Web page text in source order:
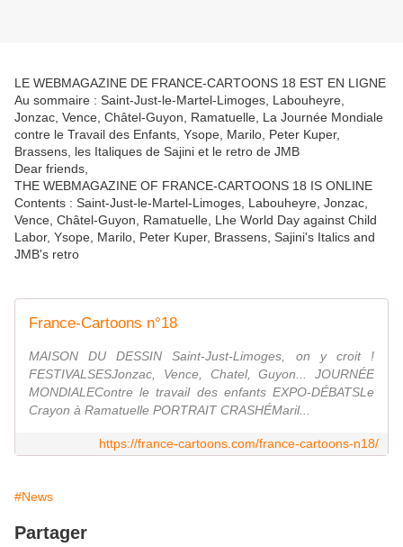
LE WEBMAGAZINE DE FRANCE-CARTOONS 18 EST EN LIGNE
Au sommaire : Saint-Just-le-Martel-Limoges, Labouheyre,
Jonzac, Vence, Châtel-Guyon, Ramatuelle, La Journée Mondiale
contre le Travail des Enfants, Ysope, Marilo, Peter Kuper,
Brassens, les Italiques de Sajini et le retro de JMB
Dear friends,
THE WEBMAGAZINE OF FRANCE-CARTOONS 18 IS ONLINE
Contents : Saint-Just-le-Martel-Limoges, Labouheyre, Jonzac,
Vence, Châtel-Guyon, Ramatuelle, Lhe World Day against Child
Labor, Ysope, Marilo, Peter Kuper, Brassens, Sajini's Italics and
JMB's retro
France-Cartoons n°18
MAISON DU DESSIN Saint-Just-Limoges, on y croit !
FESTIVALSESJonzac, Vence, Chatel, Guyon... JOURNÉE
MONDIALEContre le travail des enfants EXPO-DÉBATSLe
Crayon à Ramatuelle PORTRAIT CRASHÉMaril...
https://france-cartoons.com/france-cartoons-n18/
#News
Partager